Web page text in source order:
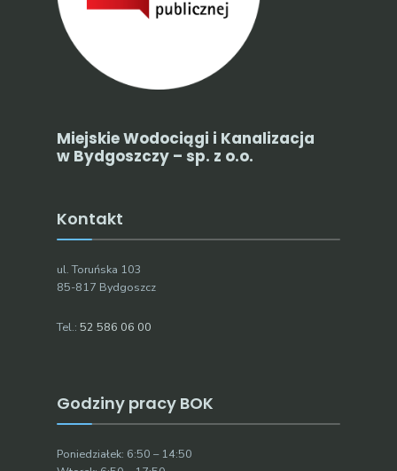
Miejskie Wodociągi i Kanalizacja
w Bydgoszczy – sp. z o.o.
Kontakt
ul. Toruńska 103
85-817 Bydgoszcz
Tel.: 52 586 06 00
Godziny pracy BOK
Poniedziałek: 6:50 – 14:50